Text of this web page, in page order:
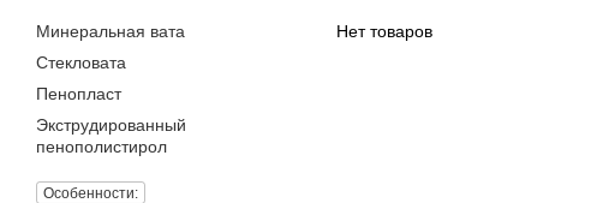
Нет товаров
Минеральная вата
Стекловата
Пенопласт
Экструдированный
пенополистирол
Особенности: